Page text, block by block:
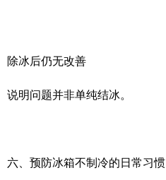
除冰后仍无改善
说明问题并非单纯结冰。
六、预防冰箱不制冷的日常习惯